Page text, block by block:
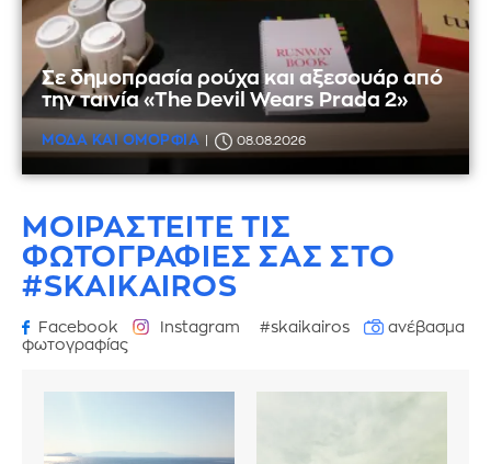
Σε δημοπρασία ρούχα και αξεσουάρ από
την ταινία «The Devil Wears Prada 2»
ΜΟΔΑ ΚΑΙ ΟΜΟΡΦΙΑ 08.08.2026
ΜΟΙΡΑΣΤΕΙΤΕ ΤΙΣ
ΦΩΤΟΓΡΑΦΙΕΣ ΣΑΣ ΣΤΟ
#SKAIKAIROS
Facebook Instagram #skaikairos
ανέβασμα
φωτογραφίας